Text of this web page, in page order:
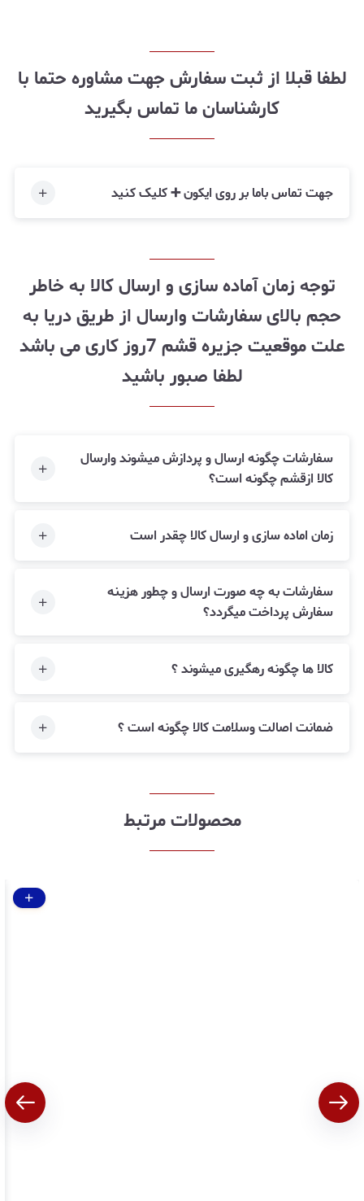
لطفا قبلا از ثبت سفارش جهت مشاوره حتما با
کارشناسان ما تماس بگیرید
جهت تماس باما بر روی ایکون ➕ کلیک کنید
توجه زمان آماده سازی و ارسال کالا به خاطر
حجم بالای سفارشات وارسال از طریق دریا به
علت موقعیت جزیره قشم 7روز کاری می باشد
لطفا صبور باشید
سفارشات چگونه ارسال و پردازش میشوند وارسال
کالا ازقشم چگونه است؟
زمان اماده سازی و ارسال کالا چقدر است
سفارشات به چه صورت ارسال و چطور هزینه
سفارش پرداخت میگردد؟
کالا ها چگونه رهگیری میشوند ؟
ضمانت اصالت وسلامت کالا چگونه است ؟
محصولات مرتبط